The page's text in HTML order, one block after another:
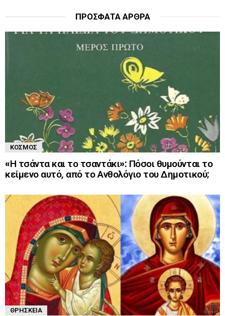
ΠΡΌΣΦΑΤΑ ΆΡΘΡΑ
ΚΌΣΜΟΣ
«Η τσάντα και το τσαντάκι»: Πόσοι θυμούνται το
κείμενο αυτό, από το Ανθολόγιο του Δημοτικού;
ΘΡΗΣΚΕΊΑ